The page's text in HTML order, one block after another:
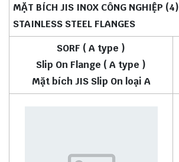
MẶT BÍCH JIS INOX CÔNG NGHIỆP (4)
STAINLESS STEEL FLANGES
SORF ( A type )
Slip On Flange ( A type )
Mặt bích JIS Slip On loại A